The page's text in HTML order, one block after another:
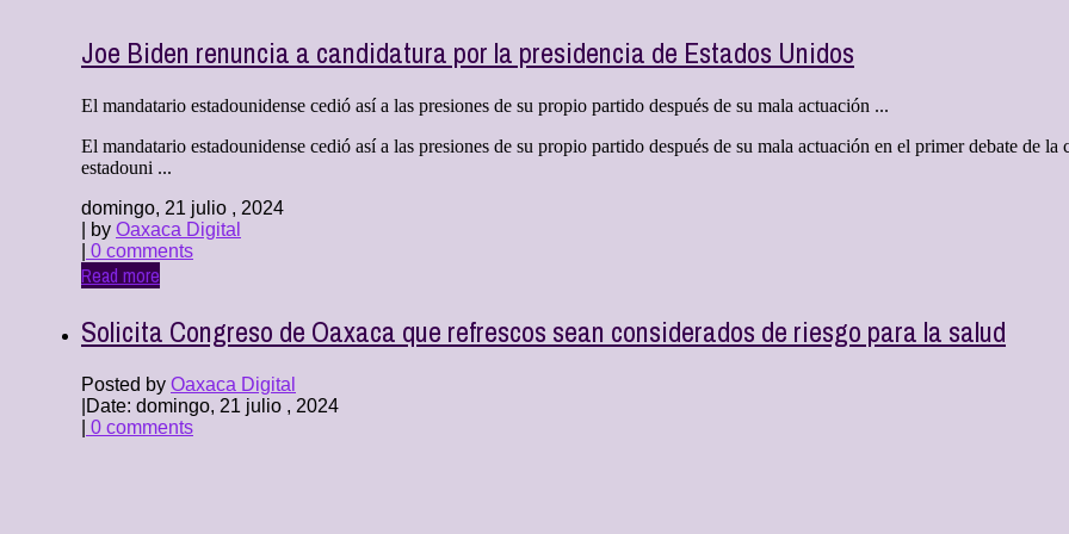
Joe Biden renuncia a candidatura por la presidencia de Estados Unidos
El mandatario estadounidense cedió así a las presiones de su propio partido después de su mala actuación ...
El mandatario estadounidense cedió así a las presiones de su propio partido después de su mala actuación en el primer debate de
estadouni ...
domingo, 21 julio , 2024
| by Oaxaca Digital
0 comments
Read more
Solicita Congreso de Oaxaca que refrescos sean considerados de riesgo para la salud
Posted by Oaxaca Digital
Date: domingo, 21 julio , 2024
0 comments